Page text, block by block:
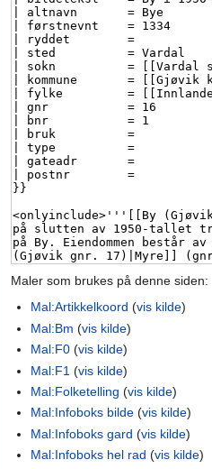
Maler som brukes på denne siden:
Mal:Artikkelkoord (vis kilde)
Mal:Bm (vis kilde)
Mal:F0 (vis kilde)
Mal:F1 (vis kilde)
Mal:Folketelling (vis kilde)
Mal:Infoboks bilde (vis kilde)
Mal:Infoboks gard (vis kilde)
Mal:Infoboks hel rad (vis kilde)